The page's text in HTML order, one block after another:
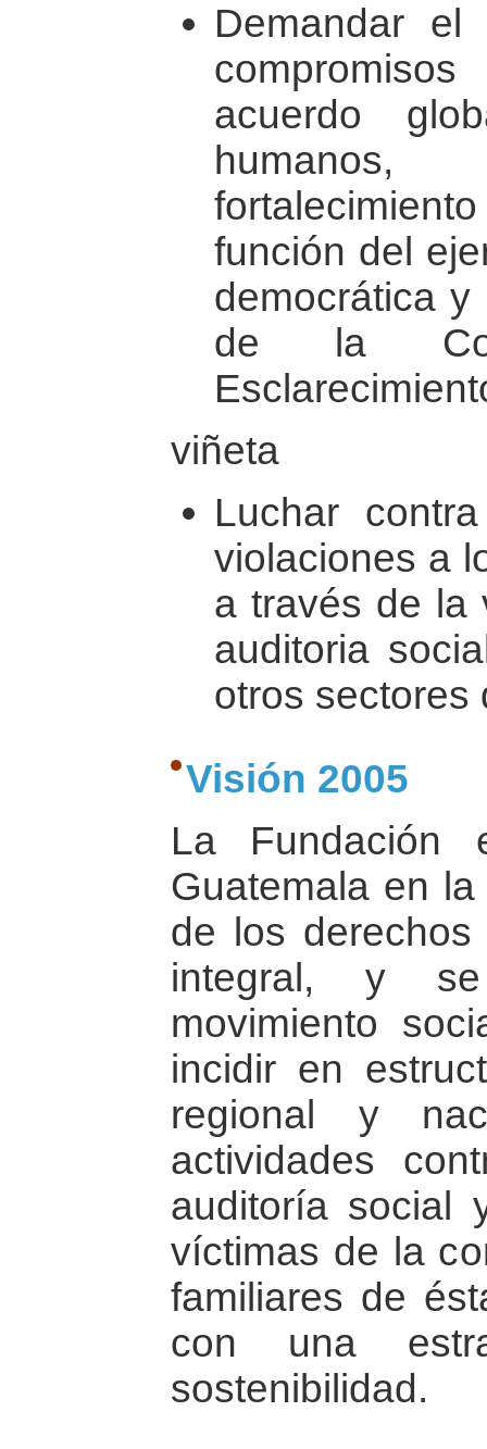
Demandar el
acuerdo
función del
democrática y
de la
viñeta
Luchar
violaciones a
a través de la
auditoria
otros sectores
Visión 2005
La Fundación
Guatemala en
de los
integral, y
movimiento
incidir en
regional y
actividades
auditoría social
víctimas de la
familiares de
con una
sostenibilidad.